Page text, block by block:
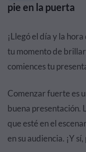
pie en la puerta
¡Llegó el día y la
tu momento de
comiences tu
Comenzar fuerte es
buena presentación.
que esté en el
en su audiencia. ¡Y